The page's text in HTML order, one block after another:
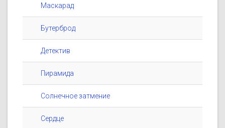
Маскарад
Бутерброд
Детектив
Пирамида
Солнечное затмение
Сердце